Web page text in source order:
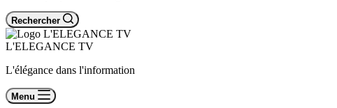
Rechercher
L'ELEGANCE TV
L'élégance dans l'information
Menu